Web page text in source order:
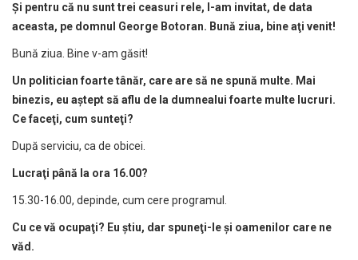
Şi pentru că nu sunt trei ceasuri rele, l-am invitat, de data
aceasta, pe domnul George Botoran. Bună ziua, bine aţi venit!
Bună ziua. Bine v-am găsit!
Un politician foarte tânăr, care are să ne spună multe. Mai
binezis, eu aştept să aflu de la dumnealui foarte multe lucruri.
Ce faceţi, cum sunteţi?
După serviciu, ca de obicei.
Lucraţi până la ora 16.00?
15.30-16.00, depinde, cum cere programul.
Cu ce vă ocupaţi? Eu ştiu, dar spuneţi-leşi oamenilor care ne
văd.